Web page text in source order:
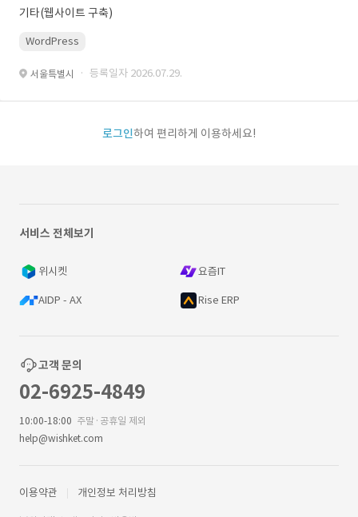
기타(웹사이트 구축)
WordPress
서울특별시 · 등록일자 2026.07.29.
로그인하여 편리하게 이용하세요!
서비스 전체보기
위시켓 요즘IT
AIDP - AX Rise ERP
고객 문의
02-6925-4849
10:00-18:00 주말·공휴일 제외
help@wishket.com
이용약관 개인정보 처리방침